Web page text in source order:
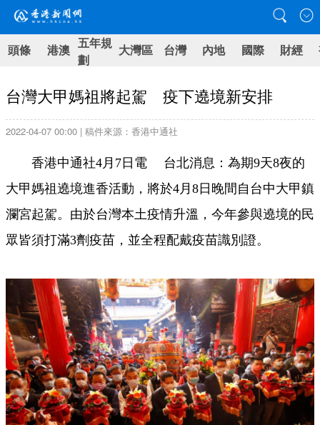
頭條 港澳 五年規
劃
大灣區 台灣 內地 國際 財經
台灣大甲媽祖將起駕 疫下遶境新安排
2022-04-07 00:00 | 稿件來源：香港中通社
香港中通社4月7日電 台北消息：為期9天8夜的
大甲媽祖遶境進香活動，將於4月8日晚間自台中大甲鎮
瀾宮起駕。由於台灣本土疫情升溫，今年參與遶境的民
眾皆須打滿3劑疫苗，並全程配戴疫苗識別證。